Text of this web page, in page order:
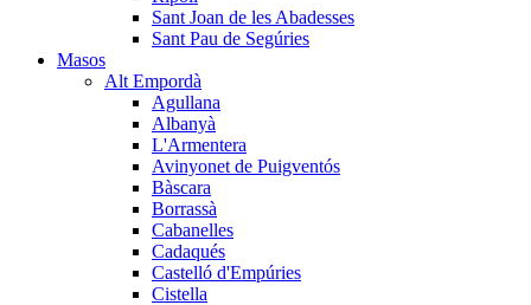
Sant Joan de les Abadesses
Sant Pau de Segúries
Masos
Alt Empordà
Agullana
Albanyà
L'Armentera
Avinyonet de Puigventós
Bàscara
Borrassà
Cabanelles
Cadaqués
Castelló d'Empúries
Cistella